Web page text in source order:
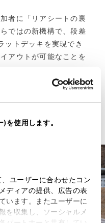
を使用します。
ユーザーに合わせたコン
ディアの提供、広告の表
います。またユーザーに
を収集し、ソーシャルメ
者に「リアシートの裏
ではの新機構で、段差
ットデッキを実現でき
アウトが可能なことを
入るのか」など、具体
様子にも関心の高さが